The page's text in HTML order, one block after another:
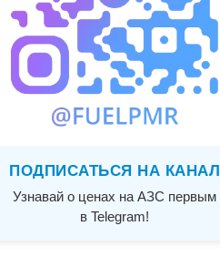
ПОДПИСАТЬСЯ НА КАНАЛ
Узнавай о ценах на АЗС первым
в Telegram!